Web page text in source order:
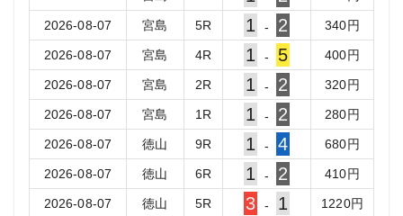
2026-08-07 宮島 5R 1 - 2 340円
2026-08-07 宮島 4R 1 - 5 400円
2026-08-07 宮島 2R 1 - 2 320円
2026-08-07 宮島 1 R 1 - 2 280円
2026-08-07 徳山 9R 1 - 4 680円
2026-08-07 徳山 6R 1 - 2 410円
2026-08-07 徳山 5R 3 - 1 1220円